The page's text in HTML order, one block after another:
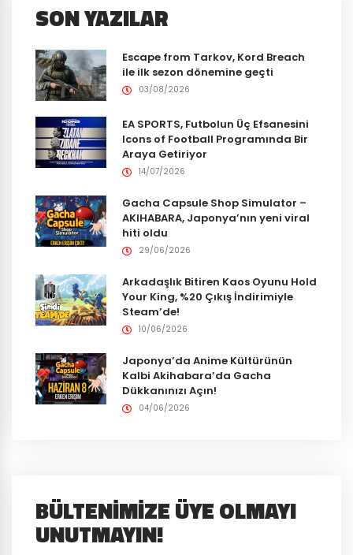
SON YAZILAR
Escape from Tarkov, Kord Breach
ile ilk sezon dönemine geçti
03/08/2026
EA SPORTS, Futbolun Üç Efsanesini
Icons of Football Programında Bir
Araya Getiriyor
14/07/2026
Gacha Capsule Shop Simulator –
AKIHABARA, Japonya’nın yeni viral
hiti oldu
29/06/2026
Arkadaşlık Bitiren Kaos Oyunu Hold
Your King, %20 Çıkış İndirimiyle
Steam’de!
10/06/2026
Japonya’da Anime Kültürünün
Kalbi Akihabara’da Gacha
Dükkanınızı Açın!
04/06/2026
BÜLTENIMIZE ÜYE OLMAYI
UNUTMAYIN!